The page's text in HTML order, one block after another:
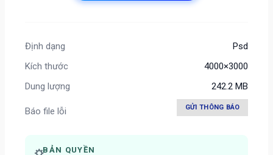
Định dạng
Psd
Kích thước
4000×3000
Dung lượng
242.2 MB
Báo file lỗi GỬI THÔNG BÁO
BẢN QUYỀN